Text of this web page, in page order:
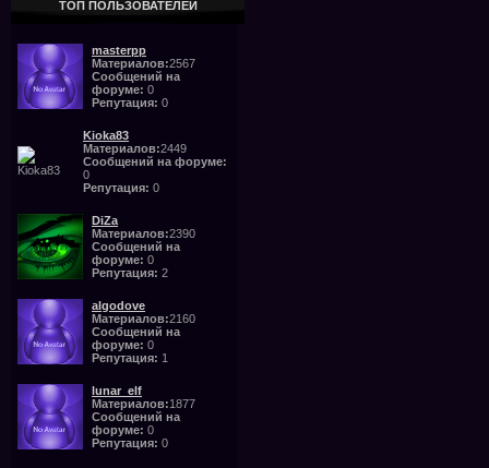
ТОП ПОЛЬЗОВАТЕЛЕЙ
masterpp
Материалов:2567
Сообщений на
форуме: 0
Репутация: 0
Kioka83
Материалов:2449
Сообщений на форуме:
0
Репутация: 0
DiZa
Материалов:2390
Сообщений на
форуме: 0
Репутация: 2
algodove
Материалов:2160
Сообщений на
форуме: 0
Репутация: 1
lunar_elf
Материалов:1877
Сообщений на
форуме: 0
Репутация: 0